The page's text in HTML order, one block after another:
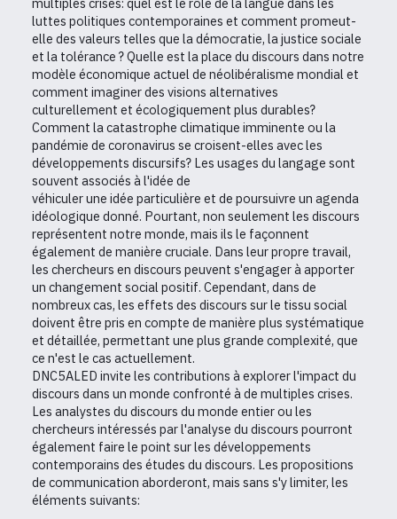
luttes politiques contemporaines et comment promeut-
elle des valeurs telles que la démocratie, la justice sociale
et la tolérance ? Quelle est la place du discours dans notre
modèle économique actuel de néolibéralisme mondial et
comment imaginer des visions alternatives
culturellement et écologiquement plus durables?
Comment la catastrophe climatique imminente ou la
pandémie de coronavirus se croisent-elles avec les
développements discursifs? Les usages du langage sont
souvent associés à l'idée de
véhiculer une idée particulière et de poursuivre un agenda
idéologique donné. Pourtant, non seulement les discours
représentent notre monde, mais ils le façonnent
également de manière cruciale. Dans leur propre travail,
les chercheurs en discours peuvent s'engager à apporter
un changement social positif. Cependant, dans de
nombreux cas, les effets des discours sur le tissu social
doivent être pris en compte de manière plus systématique
et détaillée, permettant une plus grande complexité, que
ce n'est le cas actuellement.
DNC5ALED invite les contributions à explorer l'impact du
discours dans un monde confronté à de multiples crises.
Les analystes du discours du monde entier ou les
chercheurs intéressés par l'analyse du discours pourront
également faire le point sur les développements
contemporains des études du discours. Les propositions
de communication aborderont, mais sans s'y limiter, les
éléments suivants: